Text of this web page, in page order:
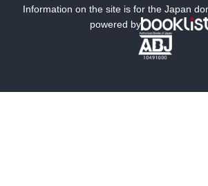
ミステリー SF
文学
Information on the site is for the Japan
powered by